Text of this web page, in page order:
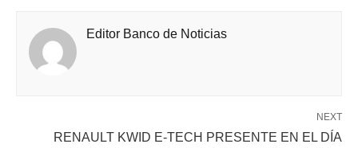
Editor Banco de Noticias
NEXT
RENAULT KWID E-TECH PRESENTE EN EL DÍA